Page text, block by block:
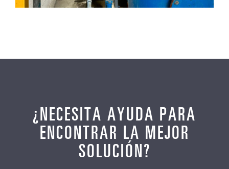
¿NECESITA AYUDA PARA
ENCONTRAR LA MEJOR
SOLUCIÓN?